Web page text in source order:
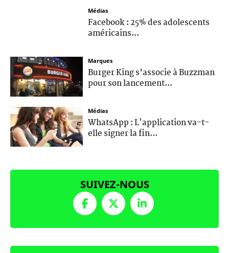
Médias
Facebook : 25% des adolescents
américains...
Marques
Burger King s’associe à Buzzman
pour son lancement...
Médias
WhatsApp : L'application va-t-
elle signer la fin...
SUIVEZ-NOUS